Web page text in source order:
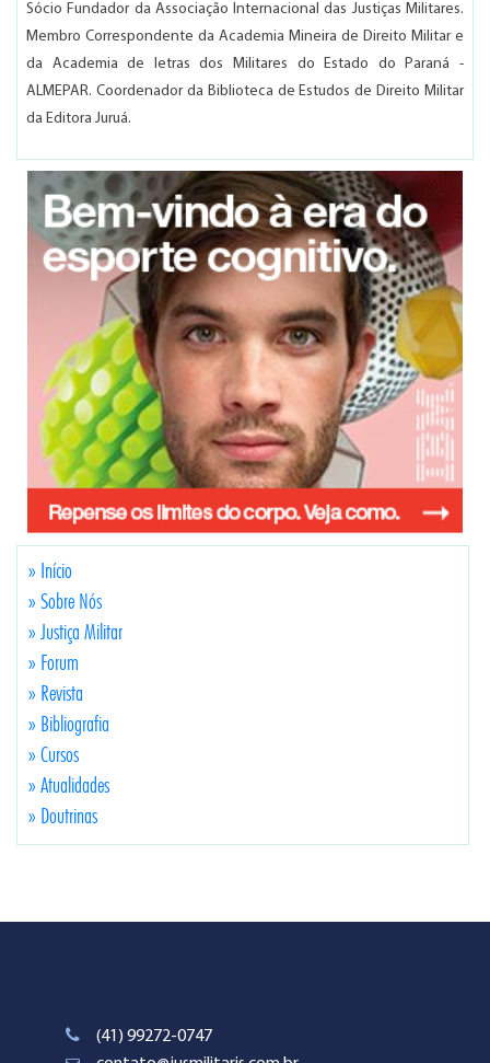
Sócio Fundador da Associação Internacional das Justiças Militares.
Membro Correspondente da Academia Mineira de Direito Militar e
da Academia de letras dos Militares do Estado do Paraná -
ALMEPAR. Coordenador da Biblioteca de Estudos de Direito Militar
da Editora Juruá.
» Início
» Sobre Nós
» Justiça Militar
» Forum
» Revista
» Bibliografia
» Cursos
» Atualidades
» Doutrinas
(41) 99272-0747